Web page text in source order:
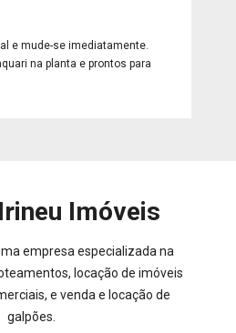
e mude-se imediatamente.
na planta e prontos para
Imóveis
empresa especializada na
locação de imóveis
e venda e locação de
galpões.